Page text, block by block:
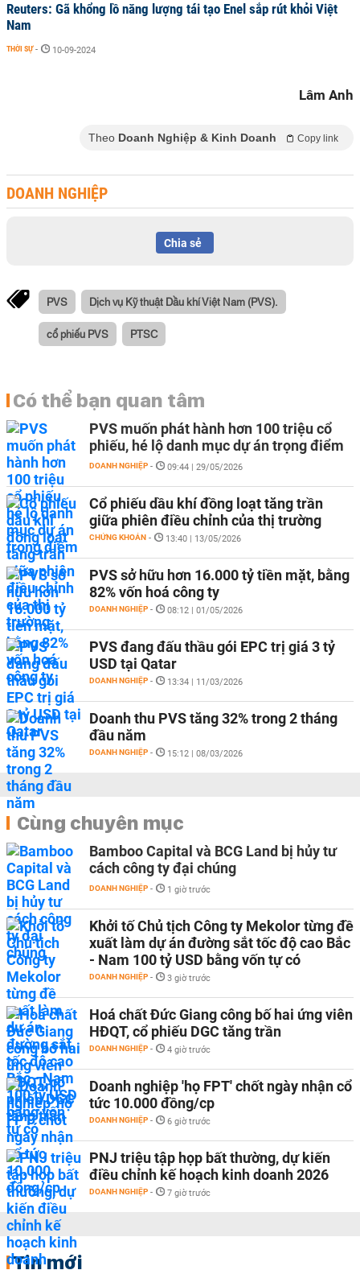
Reuters: Gã khổng lồ năng lượng tái tạo Enel sắp rút khỏi Việt
Nam
THỜI SỰ - 10-09-2024
Lâm Anh
Theo Doanh Nghiệp & Kinh Doanh Copy link
DOANH NGHIỆP
Chia sẻ
PVS Dịch vụ Kỹ thuật Dầu khí Việt Nam (PVS).
cổ phiếu PVS PTSC
Có thể bạn quan tâm
PVS muốn phát hành hơn 100 triệu cổ
phiếu, hé lộ danh mục dự án trọng điểm
DOANH NGHIỆP - 09:44 | 29/05/2026
Cổ phiếu dầu khí đồng loạt tăng trần
giữa phiên điều chỉnh của thị trường
CHỨNG KHOÁN - 13:40 | 13/05/2026
PVS sở hữu hơn 16.000 tỷ tiền mặt, bằng
82% vốn hoá công ty
DOANH NGHIỆP - 08:12 | 01/05/2026
PVS đang đấu thầu gói EPC trị giá 3 tỷ
USD tại Qatar
DOANH NGHIỆP - 13:34 | 11/03/2026
Doanh thu PVS tăng 32% trong 2 tháng
đầu năm
DOANH NGHIỆP - 15:12 | 08/03/2026
Cùng chuyên mục
Bamboo Capital và BCG Land bị hủy tư
cách công ty đại chúng
DOANH NGHIỆP - 1 giờ trước
Khởi tố Chủ tịch Công ty Mekolor từng đề
xuất làm dự án đường sắt tốc độ cao Bắc
- Nam 100 tỷ USD bằng vốn tự có
DOANH NGHIỆP - 3 giờ trước
Hoá chất Đức Giang công bố hai ứng viên
HĐQT, cổ phiếu DGC tăng trần
DOANH NGHIỆP - 4 giờ trước
Doanh nghiệp 'họ FPT' chốt ngày nhận cổ
tức 10.000 đồng/cp
DOANH NGHIỆP - 6 giờ trước
PNJ triệu tập họp bất thường, dự kiến
điều chỉnh kế hoạch kinh doanh 2026
DOANH NGHIỆP - 7 giờ trước
Tin mới